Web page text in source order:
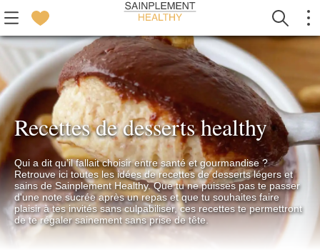
Recettes de desserts healthy
Qui a dit qu’il fallait choisir entre santé et gourmandise ?
Retrouve ici toutes les idées de recettes de desserts légers et
sains de Sainplement Healthy. Que tu ne puisses pas te passer
d'une note sucrée après un repas et que tu souhaites faire
plaisir à tes invités sans culpabiliser, ces recettes te permettront
de te régaler sainement sans prise de tête.